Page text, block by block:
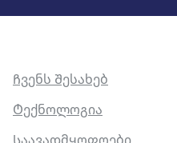
Ჩვენს Შესახებ
Ტექნოლოგია